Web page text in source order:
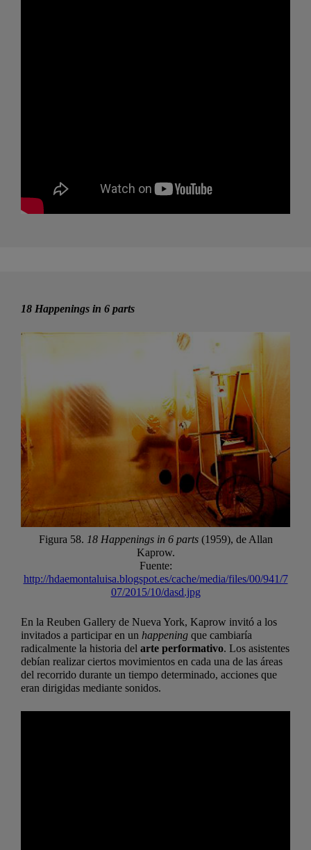
18 Happenings in 6 parts
Figura 58. 18 Happenings in 6 parts(1959), de Allan
Kaprow.
Fuente:
http://hdaemontaluisa.blogspot.es/cache/media/files/00/941/7
07/2015/10/dasd.jpg
En la Reuben Gallery de Nueva York, Kaprow invitó a los
invitados a participar en un happening que cambiaría
radicalmente la historia del arte performativo. Los asistentes
debían realizar ciertos movimientos en cada una de las áreas
del recorrido durante un tiempo determinado, acciones que
eran dirigidas mediante sonidos.